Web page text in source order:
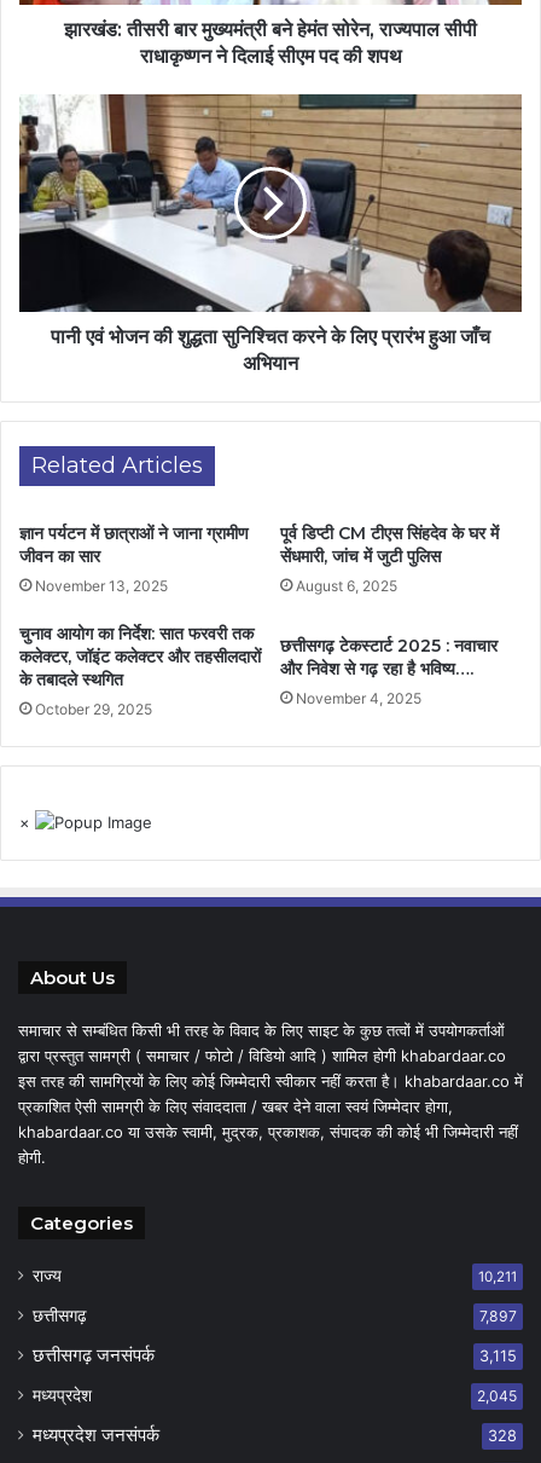
झारखंड: तीसरी बार मुख्यमंत्री बने हेमंत सोरेन, राज्यपाल सीपी
राधाकृष्णन ने दिलाई सीएम पद की शपथ
पानी एवं भोजन की शुद्धता सुनिश्चित करने के लिए प्रारंभ हुआ जाँच
अभियान
Related Articles
ज्ञान पर्यटन में छात्राओं ने जाना ग्रामीण
जीवन का सार
November 13, 2025
पूर्व डिप्टी CM टीएस सिंहदेव के घर में
सेंधमारी, जांच में जुटी पुलिस
August 6, 2025
चुनाव आयोग का निर्देश: सात फरवरी तक
कलेक्टर, जॉइंट कलेक्टर और तहसीलदारों
के तबादले स्थगित
October 29, 2025
छत्तीसगढ़ टेकस्टार्ट 2025 : नवाचार
और निवेश से गढ़ रहा है भविष्य….
November 4, 2025
×
About Us
समाचार से सम्बंधित किसी भी तरह के विवाद के लिए साइट के कुछ तत्वों में उपयोगकर्ताओं
द्वारा प्रस्तुत सामग्री ( समाचार / फोटो / विडियो आदि ) शामिल होगी khabardaar.co
इस तरह की सामग्रियों के लिए कोई जिम्मेदारी स्वीकार नहीं करता है। khabardaar.co में
प्रकाशित ऐसी सामग्री के लिए संवाददाता / खबर देने वाला स्वयं जिम्मेदार होगा,
khabardaar.co या उसके स्वामी, मुद्रक, प्रकाशक, संपादक की कोई भी जिम्मेदारी नहीं
होगी.
Categories
राज्य 10,211
छत्तीसगढ़ 7,897
छत्तीसगढ़ जनसंपर्क 3,115
मध्यप्रदेश 2,045
मध्यप्रदेश जनसंपर्क 328